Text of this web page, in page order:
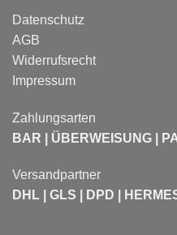
Datenschutz
AGB
Widerrufsrecht
Impressum
Zahlungsarten
BAR | ÜBERWEISUNG |
Versandpartner
DHL | GLS | DPD |